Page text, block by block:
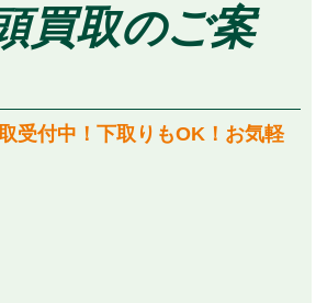
買取のご案
受付中！下取りもOK！お気軽